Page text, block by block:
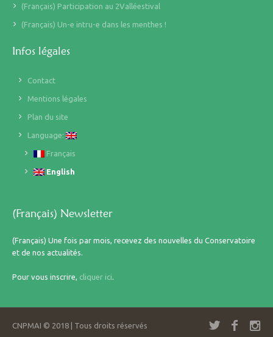
(Français) Participation au 2Valléestival
(Français) Un-e intru-e dans les menthes !
Infos légales
Contact
Mentions légales
Plan du site
Language:
Français
English
(Français) Newsletter
(Français) Une fois par mois, recevez des nouvelles du Conservatoire
et de nos actualités.
Pour vous inscrire, cliquer ici
CNPMAI © 2018 | Tous droits réservés